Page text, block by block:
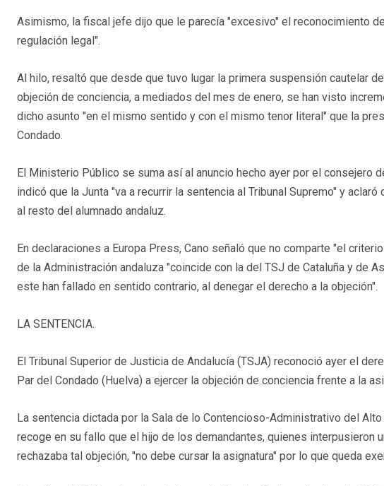
Asimismo, la fiscal jefe dijo que le parecía "excesivo" el reconocimiento
regulación legal".
Al hilo, resaltó que desde que tuvo lugar la primera suspensión cautelar
objeción de conciencia, a mediados del mes de enero, se han visto
dicho asunto "en el mismo sentido y con el mismo tenor literal" que la
Condado.
El Ministerio Público se suma así al anuncio hecho ayer por el consejero
indicó que la Junta "va a recurrir la sentencia al Tribunal Supremo" y
al resto del alumnado andaluz.
En declaraciones a Europa Press, Cano señaló que no comparte "el
de la Administración andaluza "coincide con la del TSJ de Cataluña y de
este han fallado en sentido contrario, al denegar el derecho a la objeción".
LA SENTENCIA.
El Tribunal Superior de Justicia de Andalucía (TSJA) reconoció ayer el
Par del Condado (Huelva) a ejercer la objeción de conciencia frente a la
La sentencia dictada por la Sala de lo Contencioso-Administrativo del
recoge en su fallo que el hijo de los demandantes, quienes interpusieron
rechazaba tal objeción, "no debe cursar la asignatura" por lo que queda